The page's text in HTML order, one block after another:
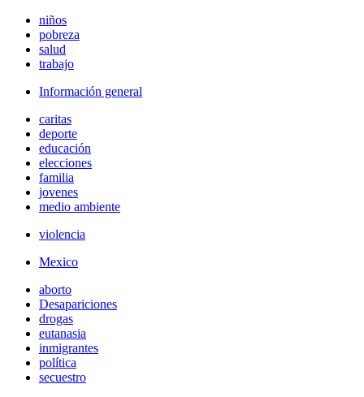
niños
pobreza
salud
trabajo
Información general
caritas
deporte
educación
elecciones
familia
jovenes
medio ambiente
violencia
Mexico
aborto
Desapariciones
drogas
eutanasia
inmigrantes
política
secuestro